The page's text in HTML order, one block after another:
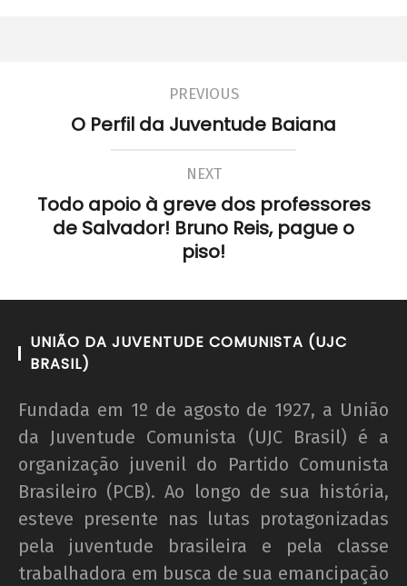
PREVIOUS
O Perfil da Juventude Baiana
NEXT
Todo apoio à greve dos professores
de Salvador! Bruno Reis, pague o
piso!
UNIÃO DA JUVENTUDE COMUNISTA (UJC
BRASIL)
Fundada em 1º de agosto de 1927, a União
da Juventude Comunista (UJC Brasil) é a
organização juvenil do Partido Comunista
Brasileiro (PCB). Ao longo de sua história,
esteve presente nas lutas protagonizadas
pela juventude brasileira e pela classe
trabalhadora em busca de sua emancipação